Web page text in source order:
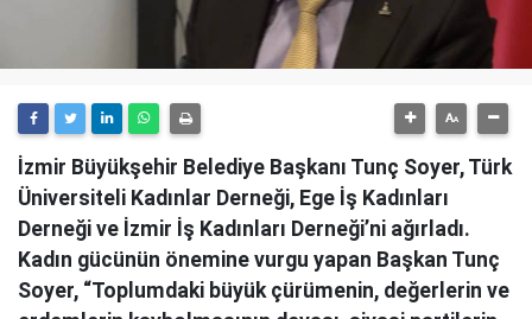
İzmir Büyükşehir Belediye Başkanı Tunç Soyer, Türk
Üniversiteli Kadınlar Derneği, Ege İş Kadınları
Derneği ve İzmir İş Kadınları Derneği’ni ağırladı.
Kadın gücünün önemine vurgu yapan Başkan Tunç
Soyer, “Toplumdaki büyük çürümenin, değerlerin ve